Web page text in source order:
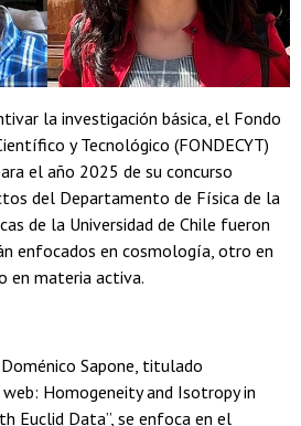
la investigación básica, el Fondo
y Tecnológico (FONDECYT)
el año 2025 de su concurso
del Departamento de Física de la
de la Universidad de Chile fueron
enfocados en cosmología, otro en
en materia activa.
Sapone, titulado
Homogeneity and Isotropy in
Euclid Data”, se enfoca en el